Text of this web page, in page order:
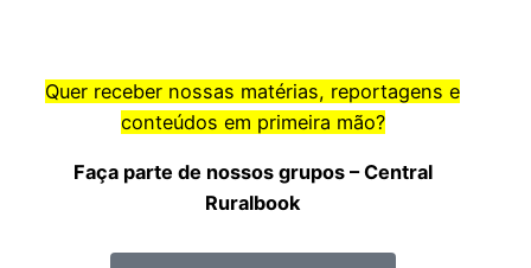
Quer receber nossas matérias, reportagens e
conteúdos em primeira mão?
Faça parte de nossos grupos – Central
Ruralbook